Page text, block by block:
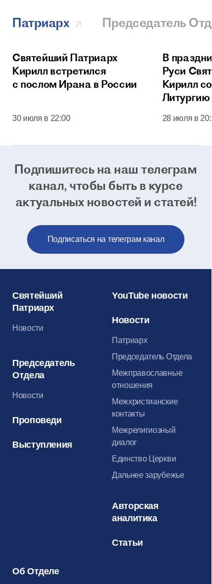
Патриарх Председатель
Святейший Патриарх
Кирилл встретился
с послом Ирана в России
30 июля в 22:00
В
Руси
Кирилл
Кремля
28 июля в
Подпишитесь на наш телеграм
канал, чтобы быть в курсе
актуальных новостей и статей!
Подписаться на телеграм канал
Святейший
Патриарх
Новости
Председатель
Отдела
Новости
Проповеди
Выступления
YouTube новости
Новости
Патриарх
Председатель Отдела
Межправославные
отношения
Межхристианские
контакты
Межрелигиозный
диалог
Единство Церкви
Дальнее зарубежье
Авторская
аналитика
Статьи
Об Отделе